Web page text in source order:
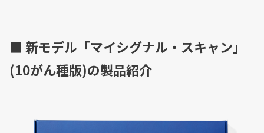
■ 新モデル「マイシグナル・スキャン」
(10がん種版)の製品紹介